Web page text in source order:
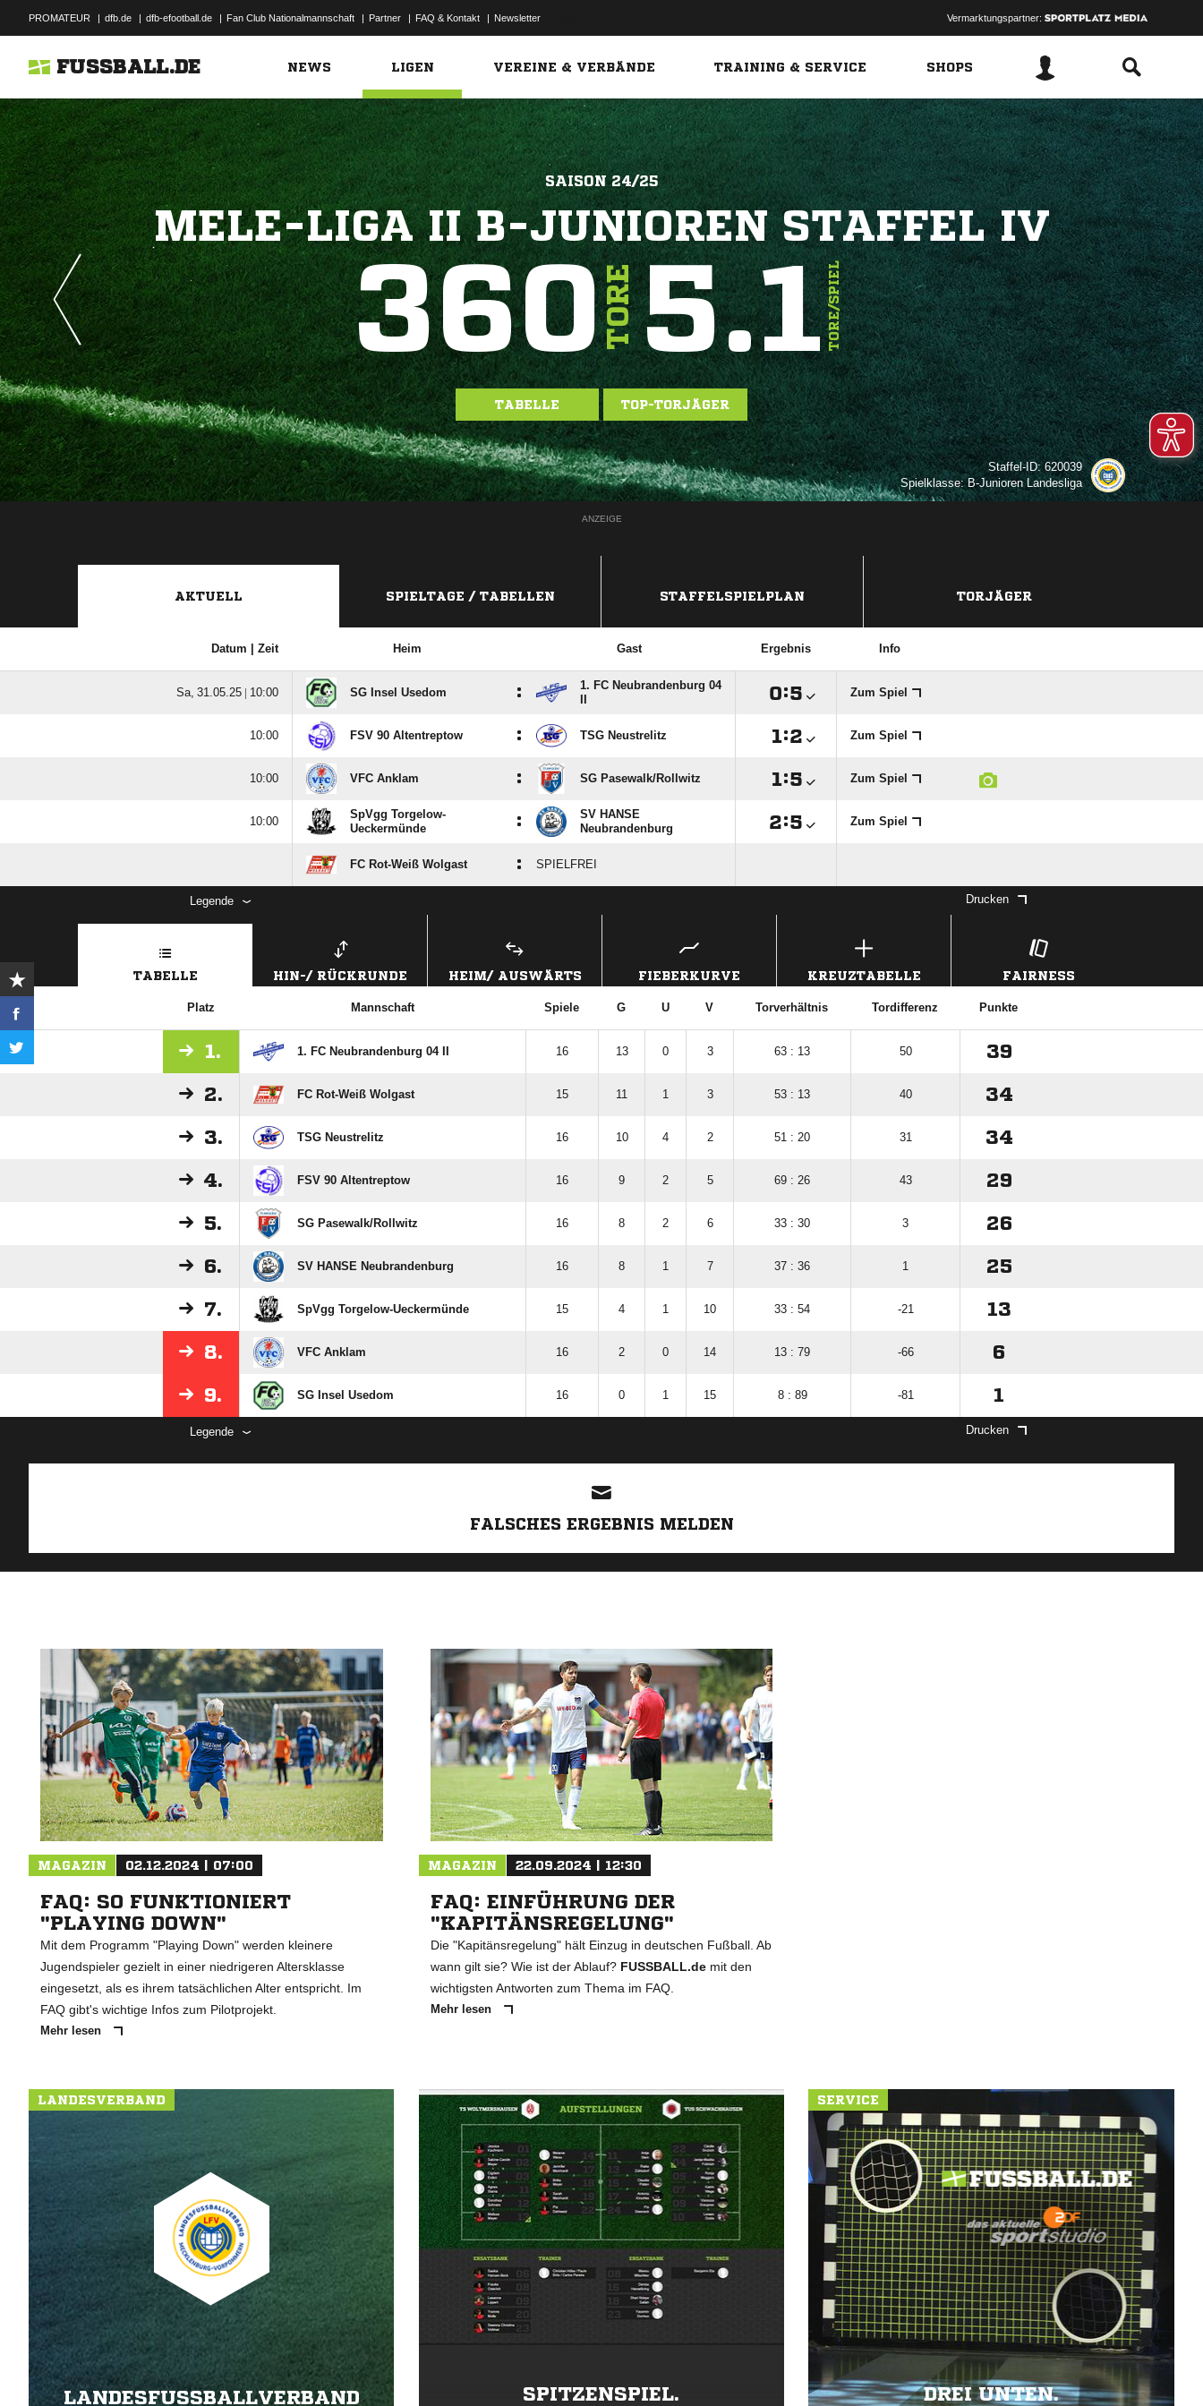
PROMATEUR | dfb.de | dfb-efootball.de | Fan Club Nationalmannschaft | Partner | FAQ & Kontakt | Newsletter Vermarktungspartner:
FUSSBALL.DE NEWS LIGEN VEREINE & VERBÄNDE TRAINING & SERVICE SHOPS
SAISON 24/25
MELE-LIGA II B-JUNIOREN STAFFEL IV
360TORE5.1TORE/SPIEL
TABELLE TOP-TORJÄGER
Staffel-ID: 620039
Spielklasse: B-Junioren Landesliga
ANZEIGE
AKTUELL SPIELTAGE / TABELLEN STAFFELSPIELPLAN TORJÄGER
Datum | Zeit Heim Gast Ergebnis Info
  |  SG Insel Usedom :
1. FC Neubrandenburg 04
: Zum Spiel
 FSV 90 Altentreptow : TSG Neustrelitz : Zum Spiel
 VFC Anklam : SG Pasewalk/​Rollwitz : Zum Spiel

SpVgg Torgelow-
Ueckermünde
:
SV HANSE
Neubrandenburg
: Zum Spiel
FC Rot-Weiß Wolgast : SPIELFREI
Legende Drucken
TABELLE HIN-/ RÜCKRUNDE HEIM/ AUSWÄRTS FIEBERKURVE KREUZTABELLE FAIRNESS
Platz Mannschaft Spiele G U V Torverhältnis Tordifferenz Punkte
1. 1. FC Neubrandenburg 04 II 16 13 0 3 63 : 13 50 39
2. FC Rot-Weiß Wolgast 15 11 1 3 53 : 13 40 34
3. TSG Neustrelitz 16 10 4 2 51 : 20 31 34
4. FSV 90 Altentreptow 16 9 2 5 69 : 26 43 29
5. SG Pasewalk/​Rollwitz 16 8 2 6 33 : 30 3 26
6. SV HANSE Neubrandenburg 16 8 1 7 37 : 36 1 25
7. SpVgg Torgelow-Ueckermünde 15 4 1 10 33 : 54 -21 13
8. VFC Anklam 16 2 0 14 13 : 79 -66 6
9. SG Insel Usedom 16 0 1 15 8 : 89 -81 1
Legende Drucken
FALSCHES ERGEBNIS MELDEN
MAGAZIN 02.12.2024 | 07:00
FAQ: SO FUNKTIONIERT
"PLAYING DOWN"
Mit dem Programm "Playing Down" werden kleinere
Jugendspieler gezielt in einer niedrigeren Altersklasse
eingesetzt, als es ihrem tatsächlichen Alter entspricht. Im
FAQ gibt's wichtige Infos zum Pilotprojekt.
Mehr lesen
MAGAZIN 22.09.2024 | 12:30
FAQ: EINFÜHRUNG DER
"KAPITÄNSREGELUNG"
Die "Kapitänsregelung" hält Einzug in deutschen Fußball. Ab
wann gilt sie? Wie ist der Ablauf? FUSSBALL.demit den
wichtigsten Antworten zum Thema im FAQ.
Mehr lesen
LANDESVERBAND
LANDESFUSSBALLVERBAND M SPITZENSPIEL.
SERVICE
DREI UNTEN.